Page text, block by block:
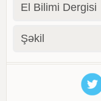
El Bilimi Dergisi
Şəkil